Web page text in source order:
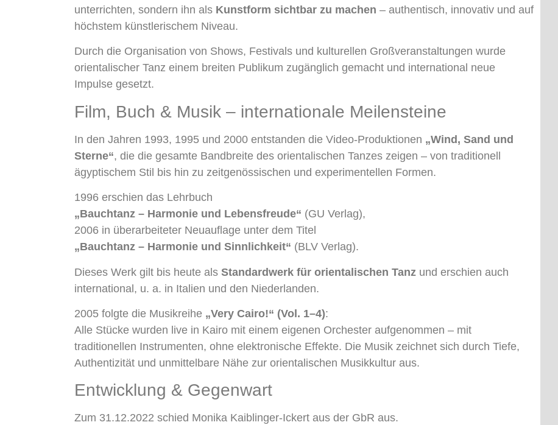
unterrichten, sondern ihn als Kunstform sichtbar zu machen – authentisch, innovativ und auf
höchstem künstlerischem Niveau.
Durch die Organisation von Shows, Festivals und kulturellen Großveranstaltungen wurde
orientalischer Tanz einem breiten Publikum zugänglich gemacht und international neue
Impulse gesetzt.
Film, Buch & Musik – internationale Meilensteine
In den Jahren 1993, 1995 und 2000 entstanden die Video-Produktionen „Wind, Sand und
Sterne“, die die gesamte Bandbreite des orientalischen Tanzes zeigen – von traditionell
ägyptischem Stil bis hin zu zeitgenössischen und experimentellen Formen.
1996 erschien das Lehrbuch
„Bauchtanz – Harmonie und Lebensfreude“ (GU Verlag),
2006 in überarbeiteter Neuauflage unter dem Titel
„Bauchtanz – Harmonie und Sinnlichkeit“ (BLV Verlag).
Dieses Werk gilt bis heute als Standardwerk für orientalischen Tanz und erschien auch
international, u. a. in Italien und den Niederlanden.
2005 folgte die Musikreihe „Very Cairo!“ (Vol. 1–4):
Alle Stücke wurden live in Kairo mit einem eigenen Orchester aufgenommen – mit
traditionellen Instrumenten, ohne elektronische Effekte. Die Musik zeichnet sich durch Tiefe,
Authentizität und unmittelbare Nähe zur orientalischen Musikkultur aus.
Entwicklung & Gegenwart
Zum 31.12.2022 schied Monika Kaiblinger-Ickert aus der GbR aus.